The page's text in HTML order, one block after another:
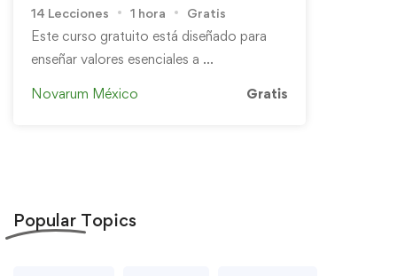
14 Lecciones 1 hora Gratis
Este curso gratuito está diseñado para
enseñar valores esenciales a …
Novarum México Gratis
Popular Topics